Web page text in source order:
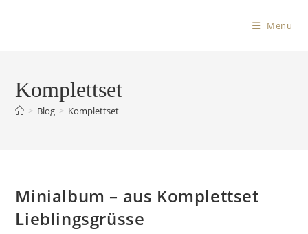
Menü
Komplettset
> Blog > Komplettset
Minialbum – aus Komplettset
Lieblingsgrüsse